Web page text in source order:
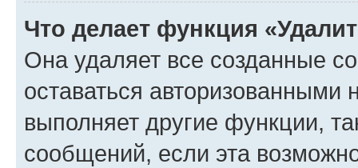
Что делает функция
Она удаляет все созданные
оставаться авторизованными
выполняет другие функции,
сообщений, если эта